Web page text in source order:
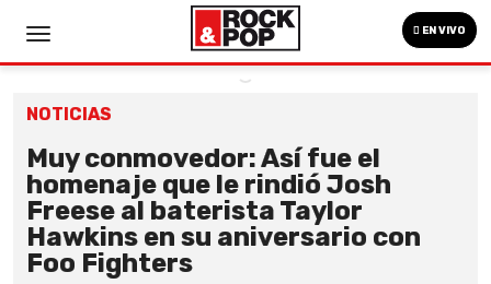
EN VIVO
NOTICIAS
Muy conmovedor: Así fue el
homenaje que le rindió Josh
Freese al baterista Taylor
Hawkins en su aniversario con
Foo Fighters